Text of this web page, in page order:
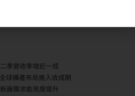
季營收季增近一成
球擴產布局進入收成期
廠需求能見度提升